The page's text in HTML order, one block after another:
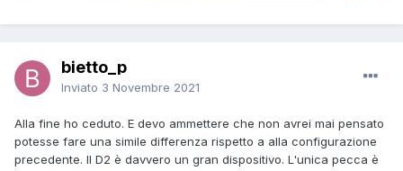
bietto_p
Inviato 3 Novembre 2021
Alla fine ho ceduto. E devo ammettere che non avrei mai pensato
potesse fare una simile differenza rispetto a alla configurazione
precedente. Il D2 è davvero un gran dispositivo. L'unica pecca è